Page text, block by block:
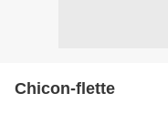
Chicon-flette